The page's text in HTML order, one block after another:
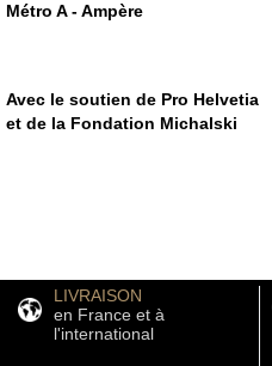
Métro A - Ampère
Avec le soutien de Pro Helvetia
et de la Fondation Michalski
LIVRAISON
en France et à
l'international